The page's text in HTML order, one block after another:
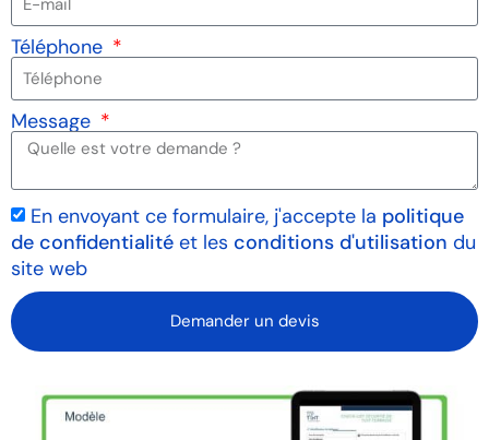
Téléphone
Message
En envoyant ce formulaire, j'accepte la politique
de confidentialité et les conditions d'utilisation du
site web
Demander un devis